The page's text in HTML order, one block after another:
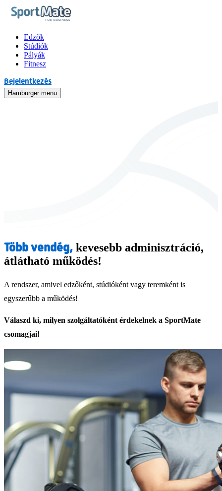
Edzők
Stúdiók
Pályák
Fitnesz
Bejelentkezés
Hamburger menu
Több vendég, kevesebb adminisztráció,
átlátható működés!
A rendszer, amivel edzőként, stúdióként vagy teremként is
egyszerűbb a működés!
Válaszd ki, milyen szolgáltatóként érdekelnek a SportMate
csomagjai!